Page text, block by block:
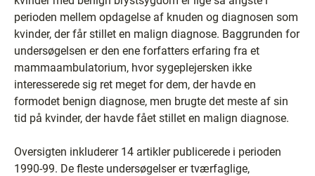
perioden mellem opdagelse af knuden og diagnosen som
kvinder, der får stillet en malign diagnose. Baggrunden for
undersøgelsen er den ene forfatters erfaring fra et
mammaambulatorium, hvor sygeplejersken ikke
interesserede sig ret meget for dem, der havde en
formodet benign diagnose, men brugte det meste af sin
tid på kvinder, der havde fået stillet en malign diagnose.
Oversigten inkluderer 14 artikler publicerede i perioden
1990-99. De fleste undersøgelser er tværfaglige,